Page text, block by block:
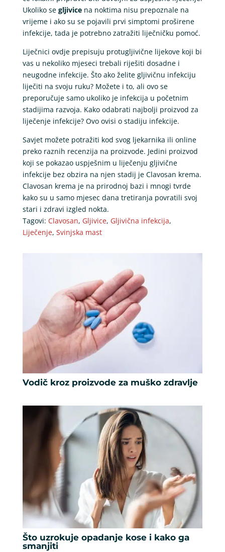
Ukoliko se gljivicena noktima nisu prepoznale na
vrijeme i ako su se pojavili prvi simptomi proširene
infekcije, tada je potrebno zatražiti liječničku pomoć.
Liječnici ovdje prepisuju protugljivične lijekove koji bi
vas u nekoliko mjeseci trebali riješiti dosadne i
neugodne infekcije. Što ako želite gljivičnu infekciju
liječiti na svoju ruku? Možete i to, ali ovo se
preporučuje samo ukoliko je infekcija u početnim
stadijima razvoja. Kako odabrati najbolji proizvod za
liječenje infekcije? Ovo ovisi o stadiju infekcije.
Savjet možete potražiti kod svog ljekarnika ili online
preko raznih recenzija na proizvode. Jedini proizvod
koji se pokazao uspješnim u liječenju gljivične
infekcije bez obzira na njen stadij je Clavosan krema.
Clavosan krema je na prirodnoj bazi i mnogi tvrde
kako su u samo mjesec dana tretiranja povratili svoj
stari i zdravi izgled nokta.
Tagovi: Clavosan, Gljivice, Gljivična infekcija,
Liječenje, Svinjska mast
Vodič kroz proizvode za muško zdravlje
Što uzrokuje opadanje kose i kako ga
smanjiti